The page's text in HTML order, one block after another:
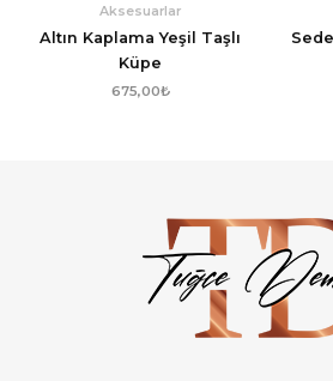
Aksesuarlar
Altın Kaplama Yeşil Taşlı
Küpe
675,00₺